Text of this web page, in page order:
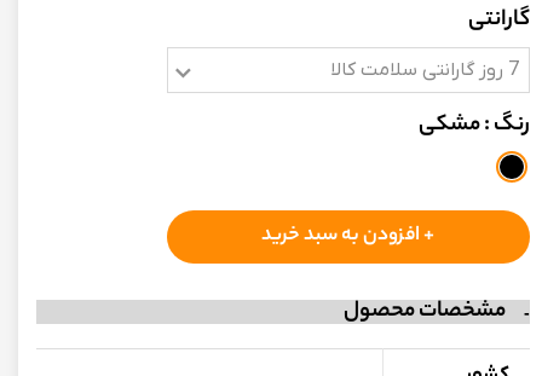
گارانتی
7 روز گارانتی سلامت کالا
رنگ: مشکی
+ افزودن به سبد خرید
مشخصات محصول